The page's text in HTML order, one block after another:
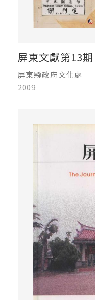
屏東文獻第13期
屏東縣政府文化處
2009